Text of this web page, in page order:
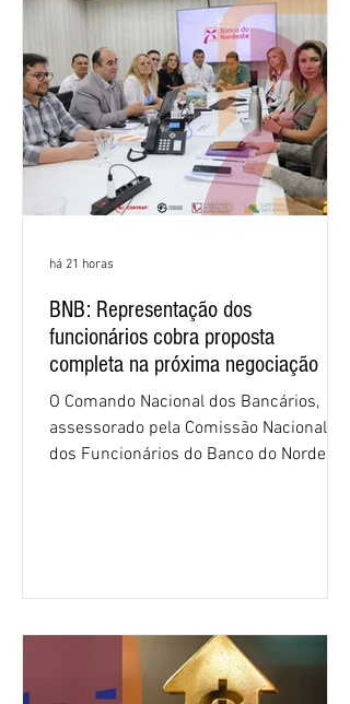
BNB: Representação dos
funcionários cobra proposta
completa na próxima negociação
O Comando Nacional dos Bancários,
assessorado pela Comissão Nacional
dos Funcionários do Banco do Nordeste
negociação encerrou a discussão das
cláusulas econômicas e sindicais da
minuta, e a representação dos
há 21 horas